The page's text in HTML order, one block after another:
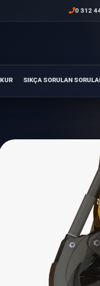
0 312
SIKÇA SORULAN